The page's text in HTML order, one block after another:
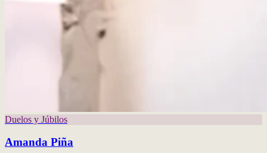
Duelos y Júbilos
Amanda Piña